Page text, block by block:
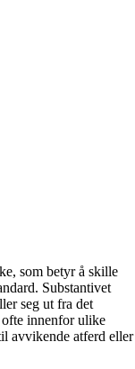
som betyr å skille
Substantivet
seg ut fra det
innenfor ulike
avvikende atferd eller